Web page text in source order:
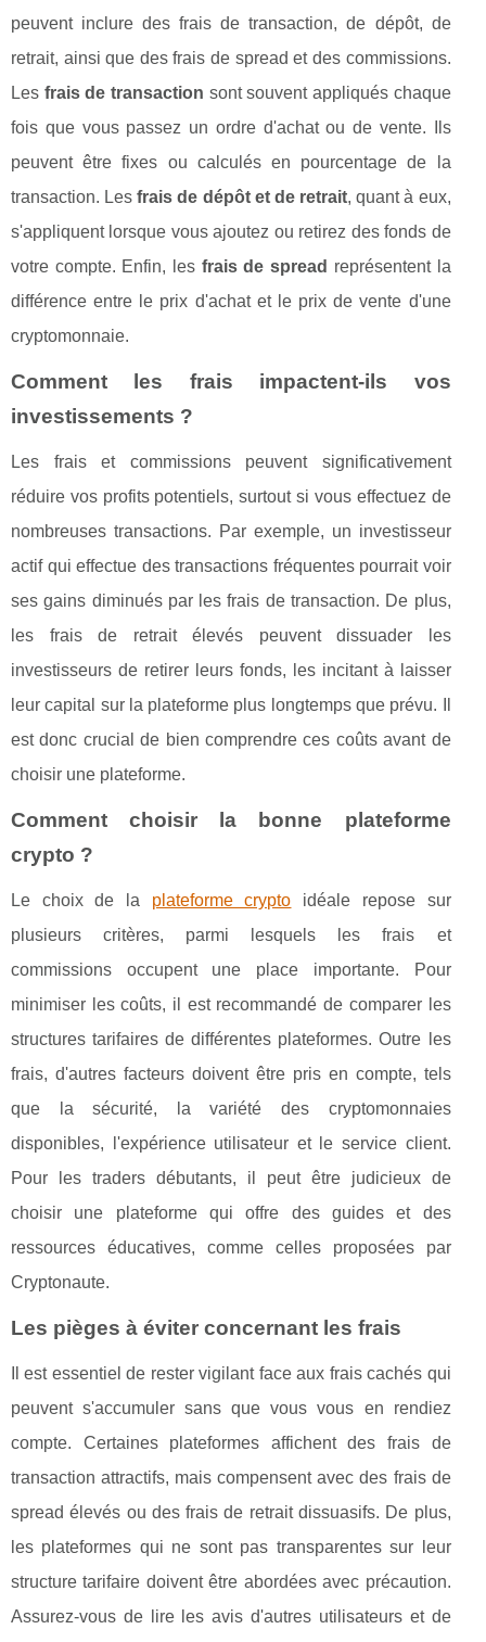
peuvent inclure des frais de transaction, de dépôt, de
retrait, ainsi que des frais de spread et des commissions.
Les frais de transaction sont souvent appliqués chaque
fois que vous passez un ordre d'achat ou de vente. Ils
peuvent être fixes ou calculés en pourcentage de la
transaction. Lesfrais de dépôt et de retrait, quant à eux,
s'appliquent lorsque vous ajoutez ou retirez des fonds de
votre compte. Enfin, les frais de spread représentent la
différence entre le prix d'achat et le prix de vente d'une
cryptomonnaie.
Comment les frais impactent-ils vos
investissements ?
Les frais et commissions peuvent significativement
réduire vos profits potentiels, surtout si vous effectuez de
nombreuses transactions. Par exemple, un investisseur
actif qui effectue des transactions fréquentes pourrait voir
ses gains diminués par les frais de transaction. De plus,
les frais de retrait élevés peuvent dissuader les
investisseurs de retirer leurs fonds, les incitant à laisser
leur capital sur la plateforme plus longtemps que prévu. Il
est donc crucial de bien comprendre ces coûts avant de
choisir une plateforme.
Comment choisir la bonne plateforme
crypto ?
Le choix de la plateforme crypto idéale repose sur
plusieurs critères, parmi lesquels les frais et
commissions occupent une place importante. Pour
minimiser les coûts, il est recommandé de comparer les
structures tarifaires de différentes plateformes. Outre les
frais, d'autres facteurs doivent être pris en compte, tels
que la sécurité, la variété des cryptomonnaies
disponibles, l'expérience utilisateur et le service client.
Pour les traders débutants, il peut être judicieux de
choisir une plateforme qui offre des guides et des
ressources éducatives, comme celles proposées par
Cryptonaute.
Les pièges à éviter concernant les frais
Il est essentiel de rester vigilant face aux frais cachés qui
peuvent s'accumuler sans que vous vous en rendiez
compte. Certaines plateformes affichent des frais de
transaction attractifs, mais compensent avec des frais de
spread élevés ou des frais de retrait dissuasifs. De plus,
les plateformes qui ne sont pas transparentes sur leur
structure tarifaire doivent être abordées avec précaution.
Assurez-vous de lire les avis d'autres utilisateurs et de